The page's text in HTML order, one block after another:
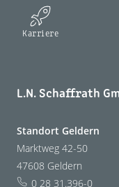
Karriere
L.N. Schaffrath
Standort Geldern
Marktweg 42-50
47608 Geldern
0 28 31.396-0